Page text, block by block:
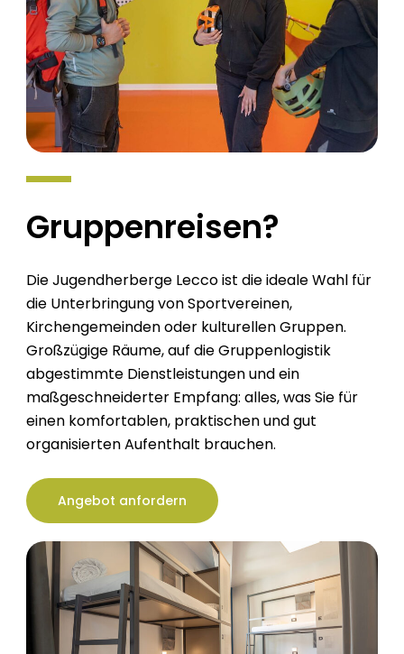
Gruppenreisen?
Die Jugendherberge Lecco ist die ideale Wahl für
die Unterbringung von Sportvereinen,
Kirchengemeinden oder kulturellen Gruppen.
Großzügige Räume, auf die Gruppenlogistik
abgestimmte Dienstleistungen und ein
maßgeschneiderter Empfang: alles, was Sie für
einen komfortablen, praktischen und gut
organisierten Aufenthalt brauchen.
Angebot anfordern